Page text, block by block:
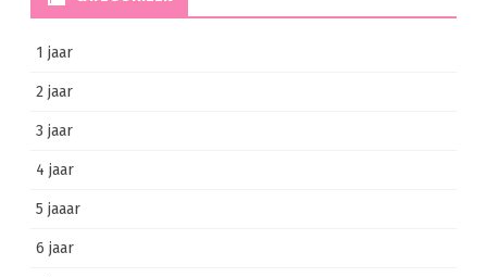
1 jaar
2 jaar
3 jaar
4 jaar
5 jaaar
6 jaar